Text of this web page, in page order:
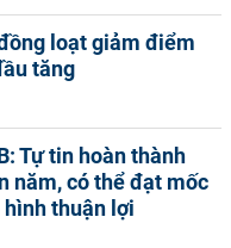
loạt giảm điểm
tăng
Tự tin hoàn thành
năm, có thể đạt mốc
thuận lợi